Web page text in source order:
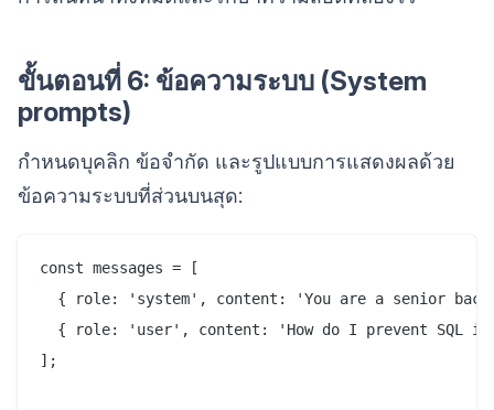
ขั้นตอนที่ 6: ข้อความระบบ (System
prompts)
กำหนดบุคลิก ข้อจำกัด และรูปแบบการแสดงผลด้วย
ข้อความระบบที่ส่วนบนสุด:
const messages = [
{ role: 'system', content: 'You are a senior
{ role: 'user', content: 'How do I prevent SQL
];